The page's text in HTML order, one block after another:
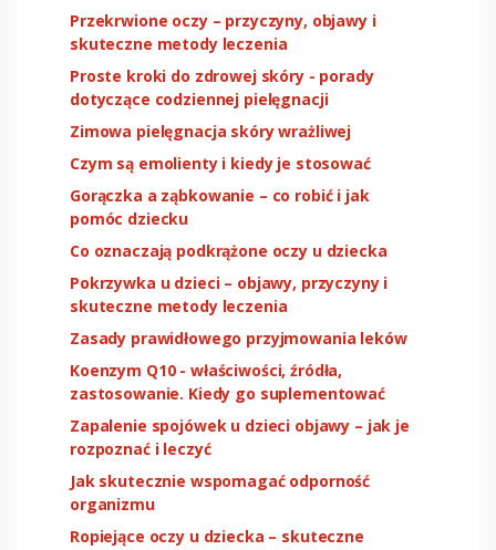
Przekrwione oczy – przyczyny, objawy i
skuteczne metody leczenia
Proste kroki do zdrowej skóry - porady
dotyczące codziennej pielęgnacji
Zimowa pielęgnacja skóry wrażliwej
Czym są emolienty i kiedy je stosować
Gorączka a ząbkowanie – co robić i jak
pomóc dziecku
Co oznaczają podkrążone oczy u dziecka
Pokrzywka u dzieci – objawy, przyczyny i
skuteczne metody leczenia
Zasady prawidłowego przyjmowania leków
Koenzym Q10 - właściwości, źródła,
zastosowanie. Kiedy go suplementować
Zapalenie spojówek u dzieci objawy – jak je
rozpoznać i leczyć
Jak skutecznie wspomagać odporność
organizmu
Ropiejące oczy u dziecka – skuteczne